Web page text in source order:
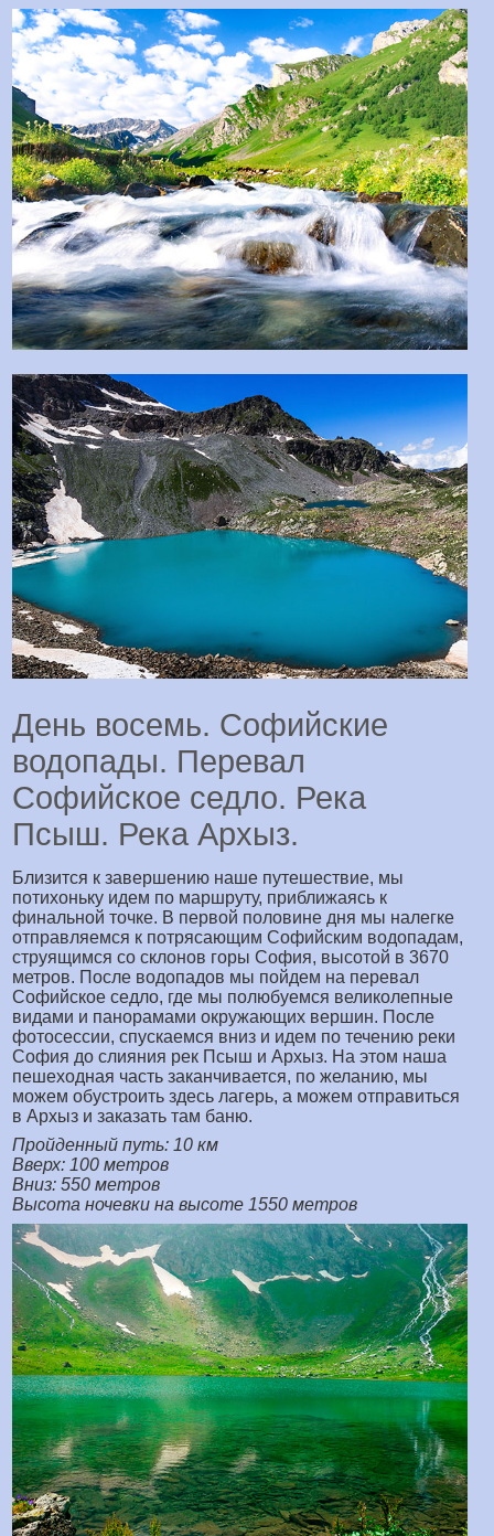
День восемь. Софийские
водопады. Перевал
Софийское седло. Река
Псыш. Река Архыз.
Близится к завершению наше путешествие, мы
потихоньку идем по маршруту, приближаясь к
финальной точке. В первой половине дня мы налегке
отправляемся к потрясающим Софийским водопадам,
струящимся со склонов горы София, высотой в 3670
метров. После водопадов мы пойдем на перевал
Софийское седло, где мы полюбуемся великолепные
видами и панорамами окружающих вершин. После
фотосессии, спускаемся вниз и идем по течению реки
София до слияния рек Псыш и Архыз. На этом наша
пешеходная часть заканчивается, по желанию, мы
можем обустроить здесь лагерь, а можем отправиться
в Архыз и заказать там баню.
Пройденный путь: 10 км
Вверх: 100 метров
Вниз: 550 метров
Высота ночевки на высоте 1550 метров